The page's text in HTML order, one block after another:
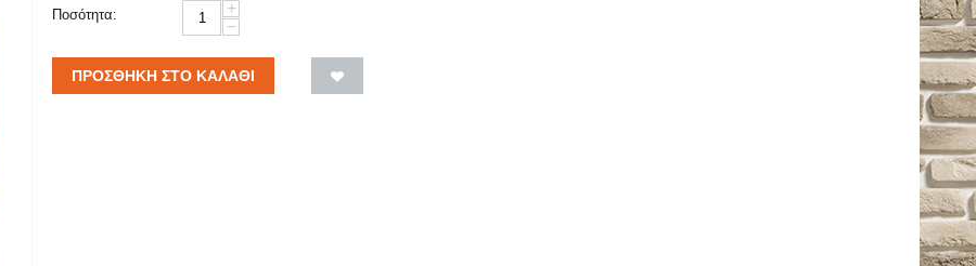
Ποσότητα:
+
−
ΠΡΟΣΘΉΚΗ ΣΤΟ ΚΑΛΆΘΙ